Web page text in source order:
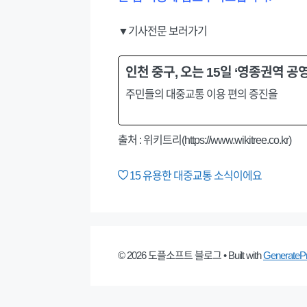
▼기사전문 보러가기
인천 중구, 오는 15일 ‘영종권역 공
주민들의 대중교통 이용 편의 증진을
출처 : 위키트리(https://www.wikitree.co.kr)
15유용한 대중교통 소식이에요
© 2026 도플소프트 블로그• Built with